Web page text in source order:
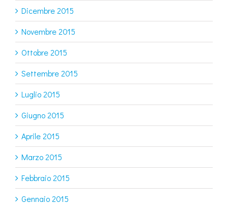
Dicembre 2015
Novembre 2015
Ottobre 2015
Settembre 2015
Luglio 2015
Giugno 2015
Aprile 2015
Marzo 2015
Febbraio 2015
Gennaio 2015